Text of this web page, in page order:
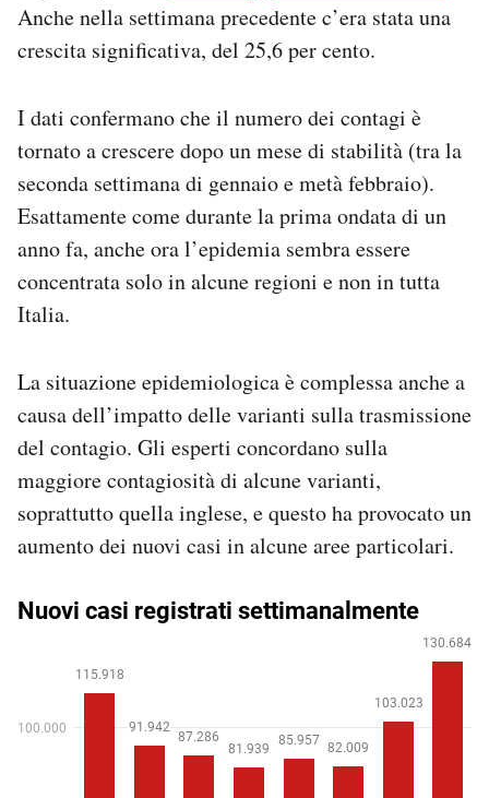
Area Personale
Newsletter
Regala il Post
Anche nella settimana precedente c’era stata una
crescita significativa, del 25,6 per cento.
I dati confermano che il numero dei contagi è
tornato a crescere dopo un mese di stabilità (tra la
seconda settimana di gennaio e metà febbraio).
Esattamente come durante la prima ondata di un
anno fa, anche ora l’epidemia sembra essere
concentrata solo in alcune regioni e non in tutta
Italia.
La situazione epidemiologica è complessa anche a
causa dell’impatto delle varianti sulla trasmissione
del contagio. Gli esperti concordano sulla
maggiore contagiosità di alcune varianti,
soprattutto quella inglese, e questo ha provocato un
aumento dei nuovi casi in alcune aree particolari.